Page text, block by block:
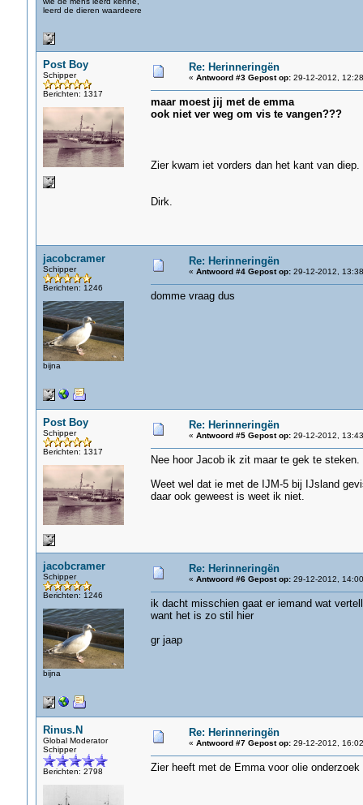
leerd de dieren waardeere
Post Boy
Schipper
Berichten: 1317
Re: Herinneringën
« Antwoord #3 Gepost op:29-12-2012,
maar moest jij met de emma
ook niet ver weg om vis te vangen???
Zier kwam iet vorders dan het kant van diep.
Dirk.
jacobcramer
Schipper
Berichten: 1246
bijna
Re: Herinneringën
« Antwoord #4 Gepost op:29-12-2012,
domme vraag dus
Post Boy
Schipper
Berichten: 1317
Re: Herinneringën
« Antwoord #5 Gepost op:29-12-2012,
Nee hoor Jacob ik zit maar te gek te steken.
Weet wel dat ie met de IJM-5 bij IJsland
daar ook geweest is weet ik niet.
jacobcramer
Schipper
Berichten: 1246
bijna
Re: Herinneringën
« Antwoord #6 Gepost op:29-12-2012,
ik dacht misschien gaat er iemand wat
want het is zo stil hier
gr jaap
Rinus.N
Global Moderator
Schipper
Berichten: 2798
Re: Herinneringën
« Antwoord #7 Gepost op:29-12-2012,
Zier heeft met de Emma voor olie